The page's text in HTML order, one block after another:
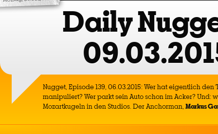
Daily
Nugget, Episode 139, 06.03.2015: Wer hat eigentlich den
manipuliert? Wer parkt sein Auto schon im Acker? Und:
Mozartkugeln in den Studios. Der Anchorman, Markus